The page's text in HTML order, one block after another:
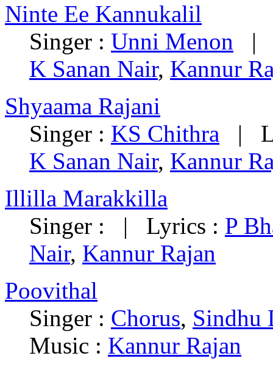
Ninte Ee Kannukalil
Singer : Unni Menon |
K Sanan Nair, Kannur
Shyaama Rajani
Singer : KS Chithra |
K Sanan Nair, Kannur
Illilla Marakkilla
Singer : | Lyrics : P
Nair, Kannur Rajan
Poovithal
Singer : Chorus, Sindhu
Music : Kannur Rajan